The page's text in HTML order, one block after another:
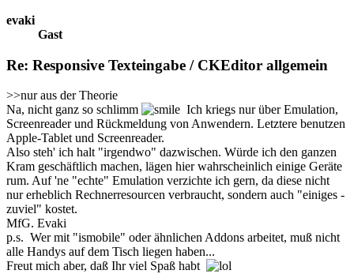
evaki
Gast
Re: Responsive Texteingabe / CKEditor allgemein
>>nur aus der Theorie
Na, nicht ganz so schlimm
Ich kriegs nur über Emulation,
Screenreader und Rückmeldung von Anwendern. Letztere benutzen
Apple-Tablet und Screenreader.
Also steh' ich halt "irgendwo" dazwischen. Würde ich den ganzen
Kram geschäftlich machen, lägen hier wahrscheinlich einige Geräte
rum. Auf 'ne "echte" Emulation verzichte ich gern, da diese nicht
nur erheblich Rechnerresourcen verbraucht, sondern auch "einiges -
zuviel" kostet.
MfG. Evaki
p.s. Wer mit "ismobile" oder ähnlichen Addons arbeitet, muß nicht
alle Handys auf dem Tisch liegen haben...
Freut mich aber, daß Ihr viel Spaß habt